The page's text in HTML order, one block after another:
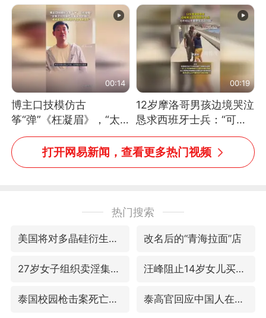
处理
00:14
博主口技模仿古
筝“弹”《枉凝眉》，“太
像了～你是吃古筝长大的
吗？”“或将成为首位考级
不带古筝的选手。”（来
00:19
12岁摩洛哥男孩边境哭泣
恳求西班牙士兵：“可不
可以不要把我遣返回国”
打开网易新闻，查看更多热门视频
热门搜索
美国将对多晶硅衍生品加征15%关税 改名后的“青海拉面”店
27岁女子组织卖淫集团被悬赏通缉 汪峰阻止14岁女儿买大牌
泰国校园枪击案死亡人数升至7人 泰高官回应中国人在泰遭歧视：全面调查